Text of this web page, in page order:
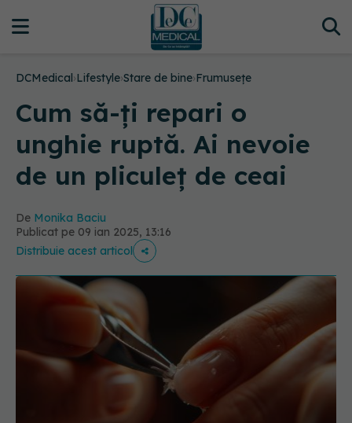
DCMedical›Lifestyle›Stare de bine›Frumusețe
Cum să-ți repari o
unghie ruptă. Ai nevoie
de un pliculeț de ceai
De Monika Baciu
Publicat pe 09 ian 2025, 13:16
Distribuie acest articol